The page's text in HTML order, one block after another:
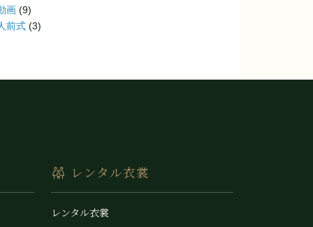
画 (9)
前式 (3)
レンタル衣裳
レンタル衣裳